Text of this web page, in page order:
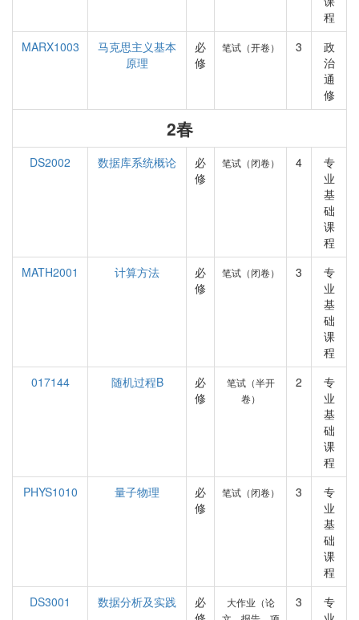
程
MARX1003
马克思主义基本
原理
必
修
笔试（开卷） 3
政
治
通
修
2春
DS2002 数据库系统概论
必
修
笔试（闭卷） 4
专
业
基
础
课
程
MATH2001
计算方法
必
修
笔试（闭卷） 3
专
业
基
础
课
程
017144
随机过程B
必
修
笔试（半开
卷）
2
专
业
基
础
课
程
PHYS1010
量子物理
必
修
笔试（闭卷） 3
专
业
基
础
课
程
DS3001
数据分析及实践
必
大作业（论
3
专